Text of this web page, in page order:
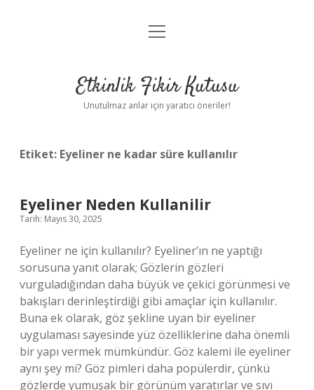
Anasayfa
Yasal Uyarı
menüyü
Etkinlik Fikir Kutusu
Unutulmaz anlar için yaratıcı öneriler!
Etiket: Eyeliner ne kadar süre kullanılır
Eyeliner Neden Kullanilir
Tarih: Mayıs 30, 2025
Eyeliner ne için kullanılır? Eyeliner’ın ne yaptığı
sorusuna yanıt olarak; Gözlerin gözleri
vurguladığından daha büyük ve çekici görünmesi ve
bakışları derinleştirdiği gibi amaçlar için kullanılır.
Buna ek olarak, göz şekline uyan bir eyeliner
uygulaması sayesinde yüz özelliklerine daha önemli
bir yapı vermek mümkündür. Göz kalemi ile eyeliner
aynı şey mi? Göz pimleri daha popülerdir, çünkü
gözlerde yumuşak bir görünüm yaratırlar ve sıvı